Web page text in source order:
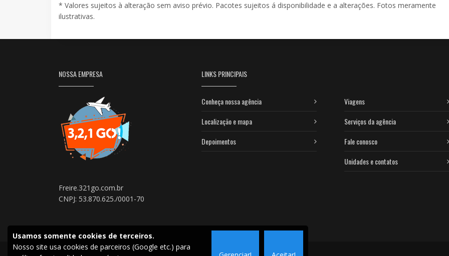
* Valores sujeitos à alteração sem aviso prévio. Pacotes sujeitos á disponibilidade e a alterações. Fotos meramente
ilustrativas.
NOSSA EMPRESA
Freire.321go.com.br
CNPJ: 53.870.625./0001-70
LINKS PRINCIPAIS
Conheça nossa agência
Localização e mapa
Depoimentos
Viagens
Serviços da agência
Fale conosco
Unidades e contatos
Usamos somente cookies de terceiros.
Nosso site usa cookies de parceiros (Google etc.) para